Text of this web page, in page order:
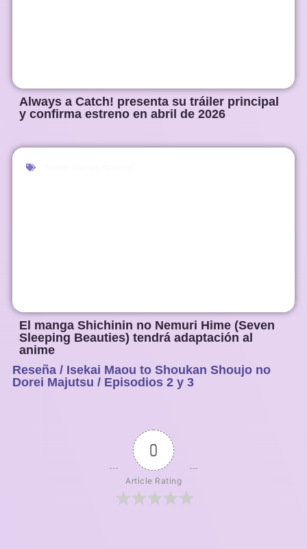
Always a Catch! presenta su tráiler principal
y confirma estreno en abril de 2026
El manga Shichinin no Nemuri Hime (Seven
Sleeping Beauties) tendrá adaptación al
anime
Reseña / Isekai Maou to Shoukan Shoujo no
Dorei Majutsu / Episodios 2 y 3
0
Article Rating